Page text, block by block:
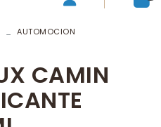
AUTOMOCION
CAMIN